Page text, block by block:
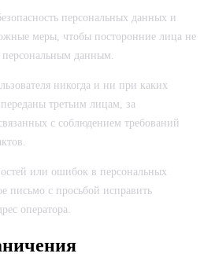
персональных данных и
меры, чтобы посторонние лица не
персональным данным.
никогда и ни при каких
переданы третьим лицам, за
с соблюдением требований
или ошибок в персональных
письмо с просьбой исправить
оператора.